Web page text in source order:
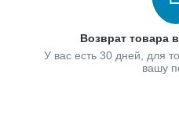
Возврат товара
У вас есть 30 дней, для
вашу